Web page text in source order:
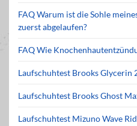
FAQ Warum ist die Sohle
zuerst abgelaufen?
FAQ Wie
Laufschuhtest Brooks Glycerin
Laufschuhtest Brooks Ghost
Laufschuhtest Mizuno Wave